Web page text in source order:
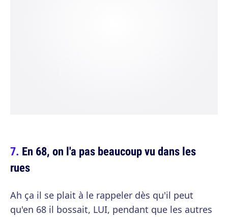
En 68, on l'a pas beaucoup vu dans les
rues
Ah ça il se plait à le rappeler dès qu'il peut
qu'en 68 il bossait, LUI, pendant que les autres